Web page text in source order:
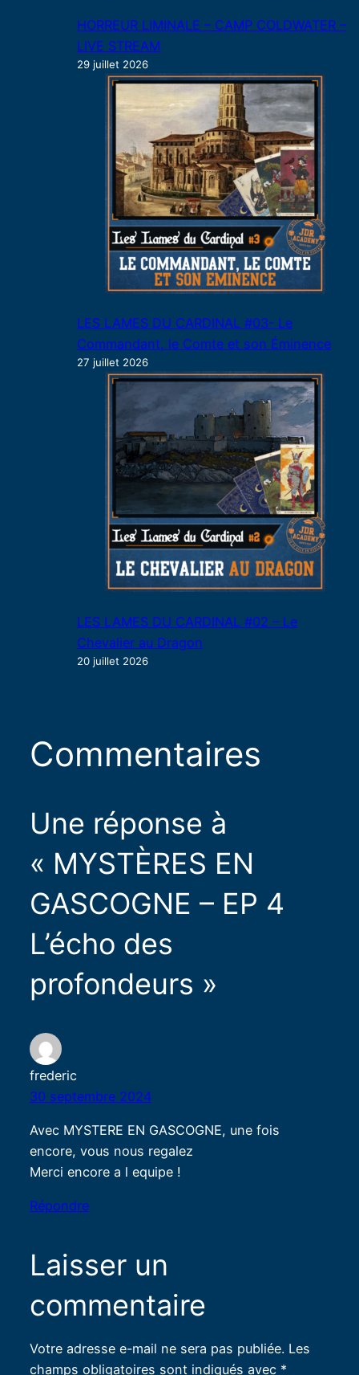
HORREUR LIMINALE – CAMP COLDWATER –
LIVE STREAM
29 juillet 2026
LES LAMES DU CARDINAL #03- Le
Commandant, le Comte et son Éminence
27 juillet 2026
LES LAMES DU CARDINAL #02 – Le
Chevalier au Dragon
20 juillet 2026
Commentaires
Une réponse à
« MYSTÈRES EN
GASCOGNE – EP 4
L’écho des
profondeurs »
frederic
30 septembre 2024
Avec MYSTERE EN GASCOGNE, une fois
encore, vous nous regalez
Merci encore a l equipe !
Répondre
Laisser un
commentaire
Votre adresse e-mail ne sera pas publiée. Les
champs obligatoires sont indiqués avec *